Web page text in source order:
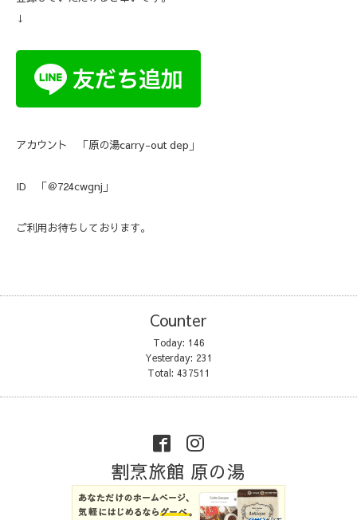
↓
アカウント 「原の湯carry-out dep」
ID 「＠724cwgnj」
ご利用お待ちしております。
Counter
Today: 146
Yesterday: 231
Total: 437511
割烹旅館 原の湯